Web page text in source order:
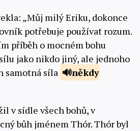
„Můj milý Eriku, dokonce
potřebuje používat rozum.
příběh o mocném bohu
jako nikdo jiný, ale jednoho
samotná síla
někdy
v sídle všech bohů, v
bůh jménem Thór. Thór byl